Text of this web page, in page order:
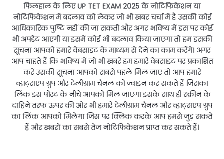
फिलहाल के लिए UP TET EXAM 2025 के नोटिफिकेशन या
नोटिफिकेशन में बदलाव को लेकर जो भी खबर चर्चा में है उसकी कोई
आधिकारिक पुष्टि नहीं की जा सकती और अगर भविष्य में इस पर कोई
भी अपडेट आएगी या इसमें कोई भी बदलाव किया जाएगा तो हम इसकी
सूचना आपको हमारे वेबसाइट के माध्यम से देने का काम करेंगे। अगर
आप चाहते हैं कि भविष्य में जो भी खबरें हम हमारे वेबसाइट पर प्रकाशित
करें उसकी सूचना आपको सबसे पहले मिल जाए तो आप हमारे
व्हाट्सएप ग्रुप और टेलीग्राम चैनल को ज्वाइन कर सकते हैं जिसका
लिंक इस पोस्ट के नीचे आपको मिल जाएगा इसके साथ ही स्क्रीन के
दाहिने तरफ ऊपर की ओर भी हमारे टेलीग्राम चैनल और व्हाट्सएप ग्रुप
का लिंक आपको मिलेगा जिस पर क्लिक करके आप हमसे जुड़ सकते
हैं और खबरों का सबसे तेज नोटिफिकेशन प्राप्त कर सकते हैं।